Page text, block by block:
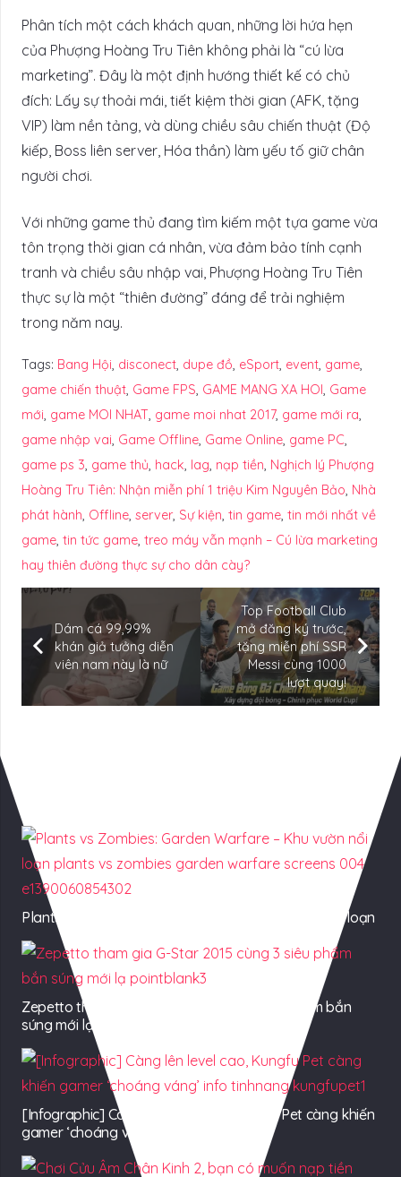
Phân tích một cách khách quan, những lời hứa hẹn
của Phượng Hoàng Tru Tiên không phải là “cú lừa
marketing”. Đây là một định hướng thiết kế có chủ
đích: Lấy sự thoải mái, tiết kiệm thời gian (AFK, tặng
VIP) làm nền tảng, và dùng chiều sâu chiến thuật (Độ
kiếp, Boss liên server, Hóa thần) làm yếu tố giữ chân
người chơi.
Với những game thủ đang tìm kiếm một tựa game vừa
tôn trọng thời gian cá nhân, vừa đảm bảo tính cạnh
tranh và chiều sâu nhập vai, Phượng Hoàng Tru Tiên
thực sự là một “thiên đường” đáng để trải nghiệm
trong năm nay.
Tags: Bang Hội, disconect, dupe đồ, eSport, event, game,
game chiến thuật, Game FPS, GAME MANG XA HOI, Game
mới, game MOI NHAT, game moi nhat 2017, game mới ra,
game nhập vai, Game Offline, Game Online, game PC,
game ps 3, game thủ, hack, lag, nạp tiền, Nghịch lý Phượng
Hoàng Tru Tiên: Nhận miễn phí 1 triệu Kim Nguyên Bảo, Nhà
phát hành, Offline, server, Sự kiện, tin game, tin mới nhất về
game, tin tức game, treo máy vẫn mạnh – Cú lừa marketing
hay thiên đường thực sự cho dân cày?
Dám cá 99,99%
khán giả tưởng diễn
viên nam này là nữ
Top Football Club
mở đăng ký trước,
tặng miễn phí SSR
Messi cùng 1000
lượt quay!
Plants vs Zombies: Garden Warfare – Khu vườn nổi loạn
Zepetto tham gia G-Star 2015 cùng 3 siêu phẩm bắn
súng mới lạ
[Infographic] Càng lên level cao, Kungfu Pet càng khiến
gamer ‘choáng váng’